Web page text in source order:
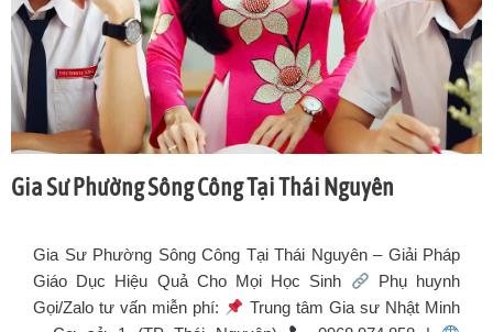
Gia Sư Phường Sông Công Tại Thái Nguyên
Gia Sư Phường Sông Công Tại Thái Nguyên – Giải Pháp
Giáo Dục Hiệu Quả Cho Mọi Học Sinh
Phụ huynh
Gọi/Zalo tư vấn miễn phí:
Trung tâm Gia sư Nhật Minh